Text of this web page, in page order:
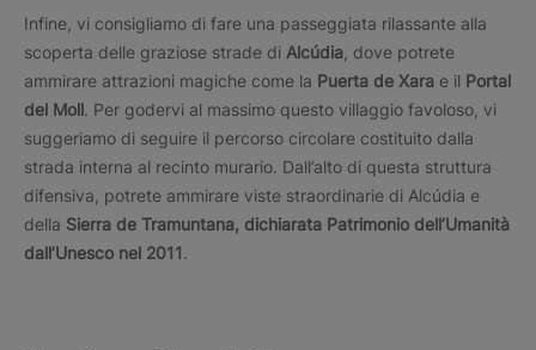
Infine, vi consigliamo di fare una passeggiata rilassante alla
scoperta delle graziose strade di Alcúdia , dove potrete
ammirare attrazioni magiche come la Puerta de Xara e il Portal
del Moll. Per godervi al massimo questo villaggio favoloso, vi
suggeriamo di seguire il percorso circolare costituito dalla
strada interna al recinto murario. Dall’alto di questa struttura
difensiva, potrete ammirare viste straordinarie di Alcúdia e
della Sierra de Tramuntana, dichiarata Patrimonio dell’Umanità
dall’Unesco nel 2011.